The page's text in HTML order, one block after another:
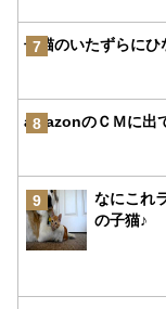
7
子猫のいたずらに
8
amazonのＣＭに出
9
なにこれ
の子猫♪